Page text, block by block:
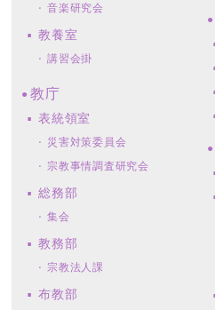
音楽研究会
教養室
講習会掛
教庁
表統領室
災害対策委員会
宗教事情調査研究会
総務部
集会
教務部
宗教法人課
布教部